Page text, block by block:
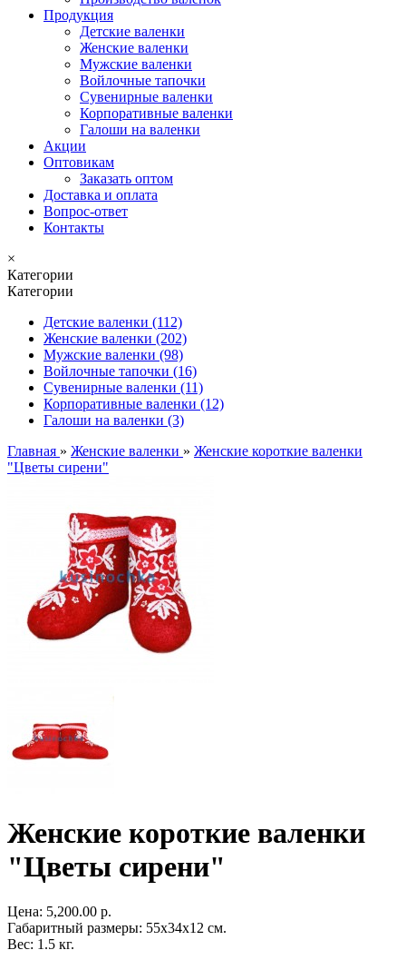
Продукция
Детские валенки
Женские валенки
Мужские валенки
Войлочные тапочки
Сувенирные валенки
Корпоративные валенки
Галоши на валенки
Акции
Оптовикам
Заказать оптом
Доставка и оплата
Вопрос-ответ
Контакты
×
Категории
Категории
Детские валенки (112)
Женские валенки (202)
Мужские валенки (98)
Войлочные тапочки (16)
Сувенирные валенки (11)
Корпоративные валенки (12)
Галоши на валенки (3)
Главная » Женские валенки » Женские короткие валенки
"Цветы сирени"
Женские короткие валенки
"Цветы сирени"
Цена: 5,200.00 р.
Габаритный размеры: 55x34x12 см.
Вес: 1.5 кг.